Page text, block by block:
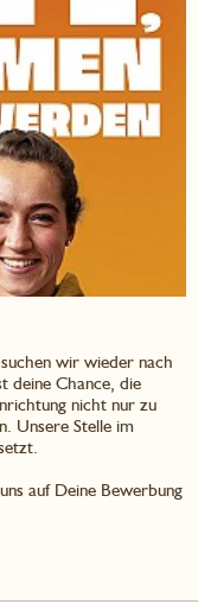
wir wieder nach
deine Chance, die
nicht nur zu
Unsere Stelle im
auf Deine Bewerbung